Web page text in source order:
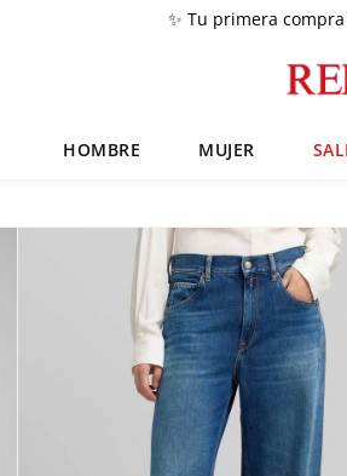
✨ Tu primera
HOMBRE MUJER
Zapatos
2. Chaquetas
3. Anbass
4. Cargo
Sartoriale